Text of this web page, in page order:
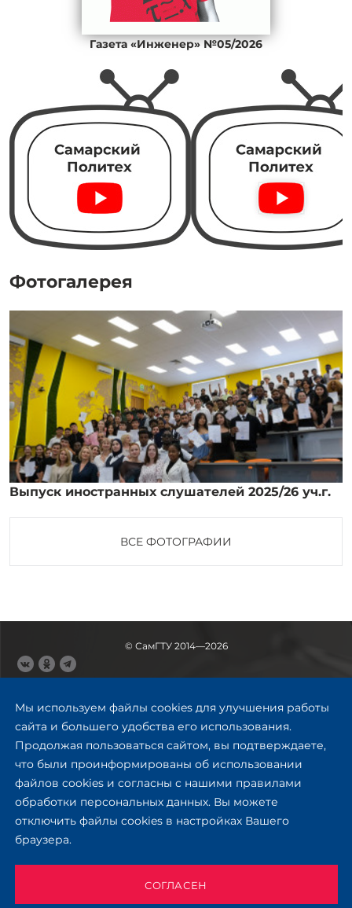
Газета «Инженер» №05/2026
Фотогалерея
Выпуск иностранных слушателей 2025/26 уч.г.
ВСЕ ФОТОГРАФИИ
Мы используем файлы cookies для улучшения работы
сайта и большего удобства его использования.
Продолжая пользоваться сайтом, вы подтверждаете,
что были проинформированы об использовании
файлов cookies и согласны с нашими правилами
обработки персональных данных. Вы можете
отключить файлы cookies в настройках Вашего
браузера.
СОГЛАСЕН
© СамГТУ 2014—2026
443100, Самара
Ул. Молодогвардейская, 244,
главный корпус
8 (846) 278-43-11
rector@samgtu.ru
Приемная комиссия
Приёмная комиссия
Заочное обучение
+ 7 (846) 279-03-58